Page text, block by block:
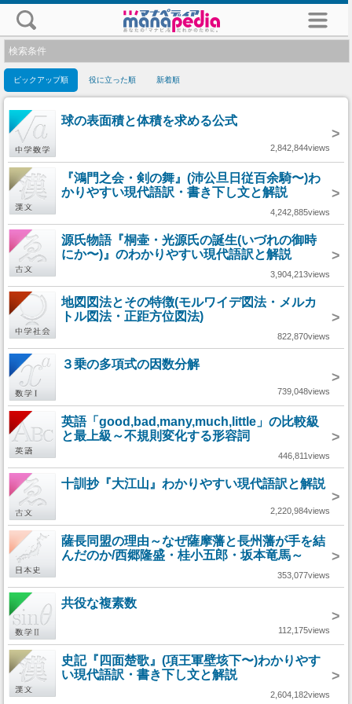
検索条件
ピックアップ順 役に立った順 新着順
球の表面積と体積を求める公式
>
2,842,844views
『鴻門之会・剣の舞』(沛公旦日従百余騎〜)わ
かりやすい現代語訳・書き下し文と解説
>
4,242,885views
源氏物語『桐壷・光源氏の誕生(いづれの御時
にか〜)』のわかりやすい現代語訳と解説
>
3,904,213views
地図図法とその特徴(モルワイデ図法・メルカ
トル図法・正距方位図法)
>
822,870views
３乗の多項式の因数分解
>
739,048views
英語「good,bad,many,much,little」の比較級
と最上級～不規則変化する形容詞
>
446,811views
十訓抄『大江山』わかりやすい現代語訳と解説
>
2,220,984views
薩長同盟の理由～なぜ薩摩藩と長州藩が手を結
んだのか/西郷隆盛・桂小五郎・坂本竜馬～
>
353,077views
共役な複素数
>
112,175views
史記『四面楚歌』(項王軍壁垓下〜)わかりやす
い現代語訳・書き下し文と解説
>
2,604,182views